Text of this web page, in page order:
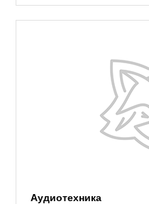
Аудиотехника